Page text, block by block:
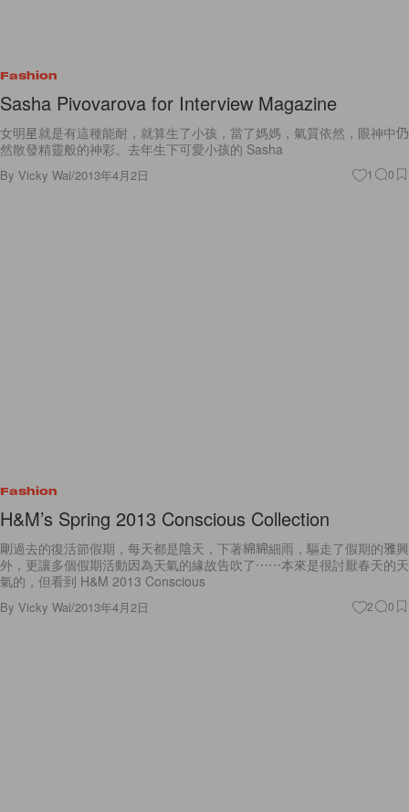
Fashion
Sasha Pivovarova for Interview Magazine
女明星就是有這種能耐，就算生了小孩，當了媽媽，氣質依然，眼神中仍
然散發精靈般的神彩。去年生下可愛小孩的 Sasha
By Vicky Wai/2013年4月2日 1 0
Fashion
H&M’s Spring 2013 Conscious Collection
剛過去的復活節假期，每天都是陰天，下著綿綿細雨，驅走了假期的雅興
外，更讓多個假期活動因為天氣的緣故告吹了⋯⋯本來是很討厭春天的天
氣的，但看到 H&M 2013 Conscious
By Vicky Wai/2013年4月2日 2 0